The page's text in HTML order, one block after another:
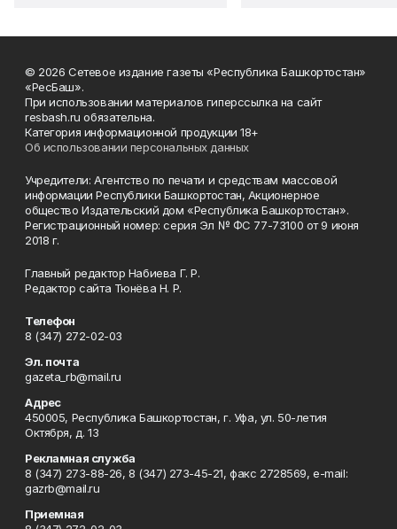
© 2026 Сетевое издание газеты «Республика Башкортостан»
«РесБаш».
При использовании материалов гиперссылка на сайт
resbash.ru обязательна.
Категория информационной продукции 18+
Об использовании персональных данных
Учредители: Агентство по печати и средствам массовой
информации Республики Башкортостан, Акционерное
общество Издательский дом «Республика Башкортостан».
Регистрационный номер: серия Эл № ФС 77-73100 от 9 июня
2018 г.
Главный редактор Набиева Г. Р.
Редактор сайта Тюнёва Н. Р.
Телефон
8 (347) 272-02-03
Эл. почта
gazeta_rb@mail.ru
Адрес
450005, Республика Башкортостан, г. Уфа, ул. 50-летия
Октября, д. 13
Рекламная служба
8 (347) 273-88-26, 8 (347) 273-45-21, факс 2728569, e-mail:
gazrb@mail.ru
Приемная